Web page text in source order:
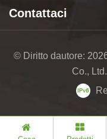
Contattaci
© Diritto dautore:
Co.,